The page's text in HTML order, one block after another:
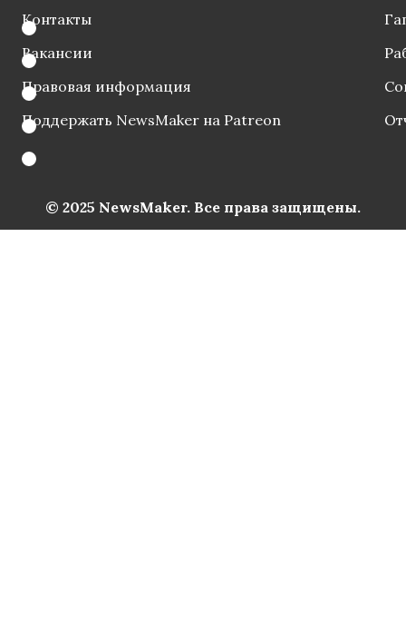
Контакты
Вакансии
Правовая информация
Поддержать NewsMaker на Patreon
© 2025 NewsMaker. Все права защищены.